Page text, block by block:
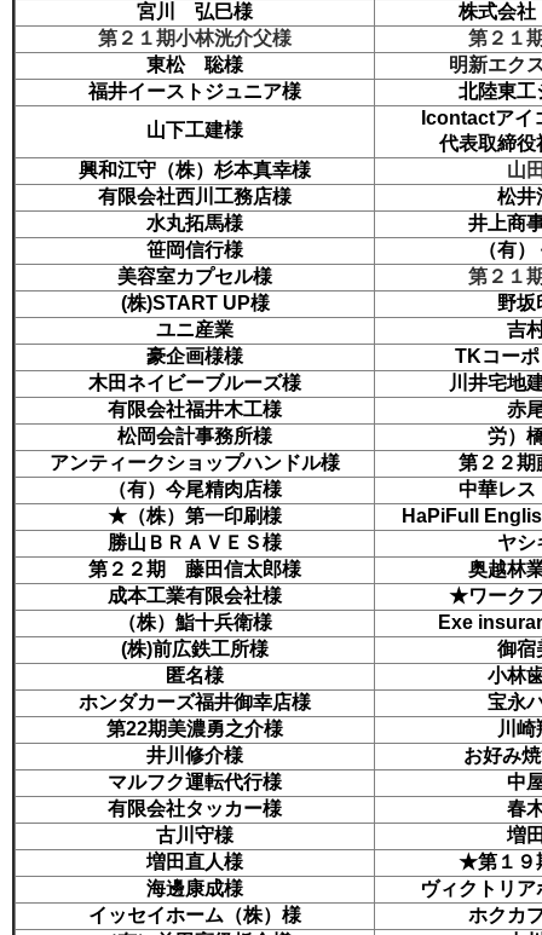
宮川 弘巳様
株式会
第２１期小林洸介父様
第２１
東松 聡様
明新エク
福井イーストジュニア様
北陸東工
山下工建様
Icontactアイ
代表取締
興和江守（株）杉本真幸様
山
有限会社西川工務店様
松井
水丸拓馬様
井上商
笹岡信行様
（有
美容室カプセル様
第２１
(株)START UP様
野坂
ユニ産業
吉
豪企画様様
TKコー
木田ネイビーブルーズ様
川井宅地
有限会社福井木工様
赤
松岡会計事務所様
労）
アンティークショップハンドル様
第２２期
（有）今尾精肉店様
中華レス
★（株）第一印刷様
HaPiFull
勝山ＢＲＡＶＥＳ様
ヤシ
第２２期 藤田信太郎様
奥越林
成本工業有限会社様
★ワーク
（株）鮨十兵衛様
Exe
(株)前広鉄工所様
御宿
匿名様
小林
ホンダカーズ福井御幸店様
宝永
第22期美濃勇之介様
川
井川修介様
お好み
マルフク運転代行様
中
有限会社タッカー様
春
古川守様
増
増田直人様
★第１９
海邊康成様
ヴィクトリ
イッセイホーム（株）様
ホクカ